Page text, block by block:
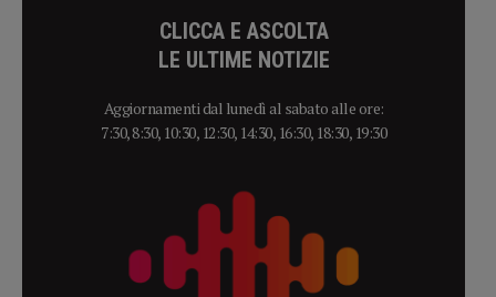
CLICCA E ASCOLTA
LE ULTIME NOTIZIE
Aggiornamenti dal lunedì al sabato alle ore:
7:30, 8:30, 10:30, 12:30, 14:30, 16:30, 18:30, 19:30